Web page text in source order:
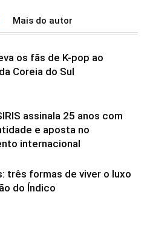
Mais do autor
os fãs de K-pop ao
Coreia do Sul
assinala 25 anos com
e aposta no
internacional
três formas de viver o luxo
do Índico